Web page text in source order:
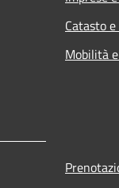
Catasto
Mobilità